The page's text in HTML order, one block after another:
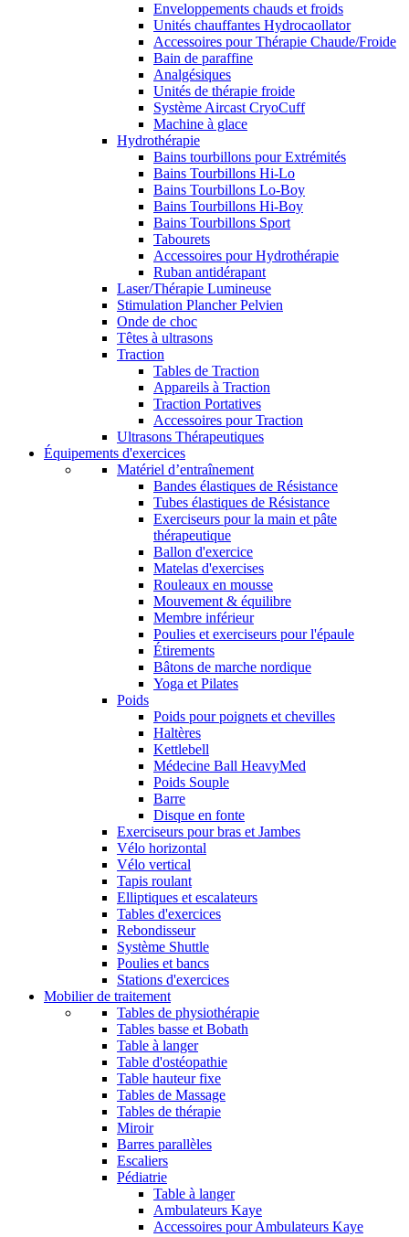
Enveloppements chauds et froids
Unités chauffantes Hydrocaollator
Accessoires pour Thérapie Chaude/Froide
Bain de paraffine
Analgésiques
Unités de thérapie froide
Système Aircast CryoCuff
Machine à glace
Hydrothérapie
Bains tourbillons pour Extrémités
Bains Tourbillons Hi-Lo
Bains Tourbillons Lo-Boy
Bains Tourbillons Hi-Boy
Bains Tourbillons Sport
Tabourets
Accessoires pour Hydrothérapie
Ruban antidérapant
Laser/Thérapie Lumineuse
Stimulation Plancher Pelvien
Onde de choc
Têtes à ultrasons
Traction
Tables de Traction
Appareils à Traction
Traction Portatives
Accessoires pour Traction
Ultrasons Thérapeutiques
Équipements d'exercices
Matériel d’entraînement
Bandes élastiques de Résistance
Tubes élastiques de Résistance
Exerciseurs pour la main et pâte
thérapeutique
Ballon d'exercice
Matelas d'exercises
Rouleaux en mousse
Mouvement & équilibre
Membre inférieur
Poulies et exerciseurs pour l'épaule
Étirements
Bâtons de marche nordique
Yoga et Pilates
Poids
Poids pour poignets et chevilles
Haltères
Kettlebell
Médecine Ball HeavyMed
Poids Souple
Barre
Disque en fonte
Exerciseurs pour bras et Jambes
Vélo horizontal
Vélo vertical
Tapis roulant
Elliptiques et escalateurs
Tables d'exercices
Rebondisseur
Système Shuttle
Poulies et bancs
Stations d'exercices
Mobilier de traitement
Tables de physiothérapie
Tables basse et Bobath
Table à langer
Table d'ostéopathie
Table hauteur fixe
Tables de Massage
Tables de thérapie
Miroir
Barres parallèles
Escaliers
Pédiatrie
Table à langer
Ambulateurs Kaye
Accessoires pour Ambulateurs Kaye